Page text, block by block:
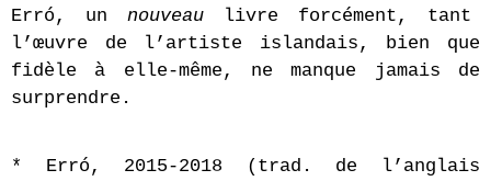
Erró, un nouveau livre forcément, tant
l’œuvre de l’artiste islandais, bien que
fidèle à elle-même, ne manque jamais de
surprendre.
* Erró , 2015-2018 (trad. de l’anglais